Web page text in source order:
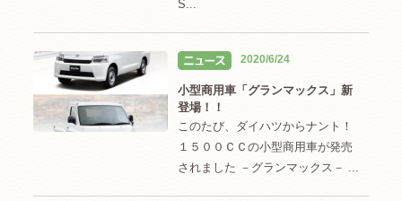
S...
2020/6/24
小型商用車「グランマックス」新
登場！！
このたび、ダイハツからナント！
１５００ＣＣの小型商用車が発売
されました －グランマックス－ ...